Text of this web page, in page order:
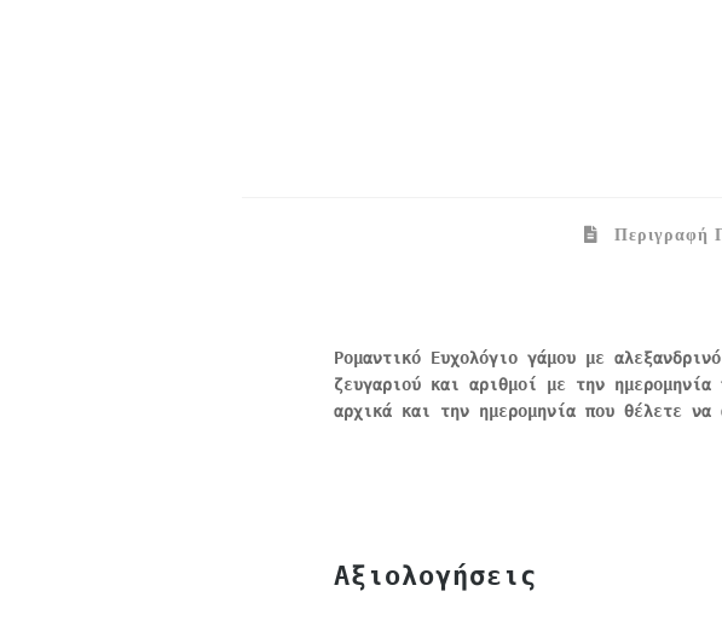
Περιγραφή
Ρομαντικό Ευχολόγιο γάμου με
ζευγαριού και αριθμοί με την
αρχικά και την ημερομηνία που θέλετε να
Αξιολογήσεις